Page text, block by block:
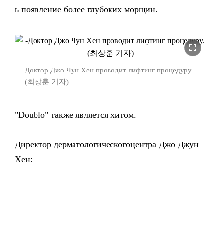
ь появление более глубоких морщин.
fullscreen
Доктор Джо Чун Хен проводит лифтинг процедуру.
(최상훈 기자)
"Doublo" также является хитом.
Директор дерматологическогоцентра Джо Джун
Хен: